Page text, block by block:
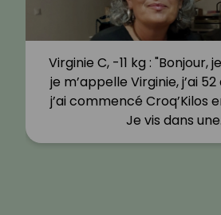
Virginie C, -11 kg : "Bonjour,
je m’appelle Virginie, j’ai
j’ai commencé Croq’Kilos
Je vis dans